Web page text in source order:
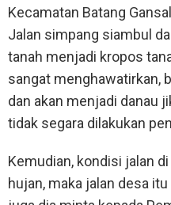
Kecamatan Batang
Jalan simpang siambul
tanah menjadi kropos
sangat menghawatirkan,
dan akan menjadi danau
tidak segara dilakukan
Kemudian, kondisi jalan
hujan, maka jalan desa